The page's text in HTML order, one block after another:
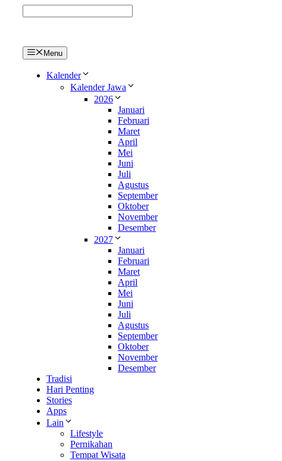
Menu
Kalender
Kalender Jawa
2026
Januari
Februari
Maret
April
Mei
Juni
Juli
Agustus
September
Oktober
November
Desember
2027
Januari
Februari
Maret
April
Mei
Juni
Juli
Agustus
September
Oktober
November
Desember
Tradisi
Hari Penting
Stories
Apps
Lain
Lifestyle
Pernikahan
Tempat Wisata